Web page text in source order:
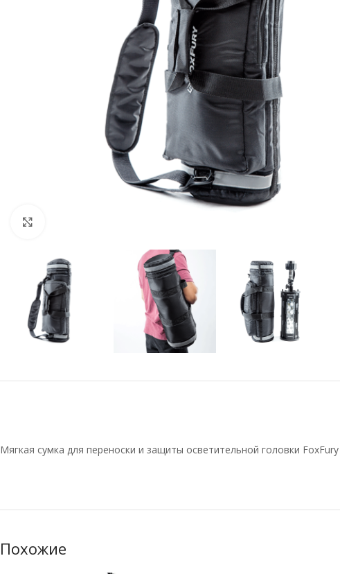
Мягкая сумка для переноски и защиты осветительной головки
Похожие